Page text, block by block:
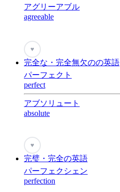
アグリーアブル
agreeable
♥
完全な・完全無欠のの英語
パーフェクト
perfect
アブソリュート
absolute
♥
完璧・完全の英語
パーフェクシェン
perfection